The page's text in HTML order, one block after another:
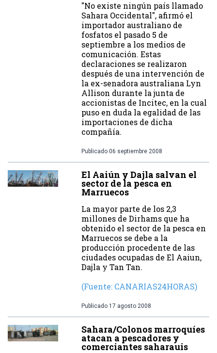
"No existe ningún país llamado
Sahara Occidental", afirmó el
importador australiano de
fosfatos el pasado 5 de
septiembre a los medios de
comunicación. Estas
declaraciones se realizaron
después de una intervención de
la ex-senadora australiana Lyn
Allison durante la junta de
accionistas de Incitec, en la cual
puso en duda la egalidad de las
importaciones de dicha
compañía.
Publicado 06 septiembre 2008
El Aaiún y Dajla salvan el
sector de la pesca en
Marruecos
La mayor parte de los 2,3
millones de Dirhams que ha
obtenido el sector de la pesca en
Marruecos se debe a la
producción procedente de las
ciudades ocupadas de El Aaiun,
Dajla y Tan Tan.
(Fuente: CANARIAS24HORAS)
Publicado 17 agosto 2008
Sahara/Colonos marroquíes
atacan a pescadores y
comerciantes saharauis